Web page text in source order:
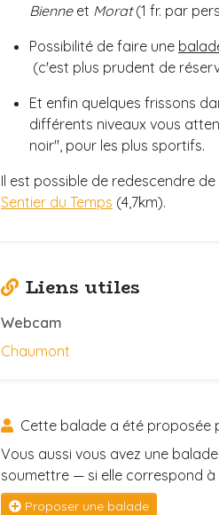
Bienne et Morat(1 fr. par
Possibilité de faire une
(c'est plus prudent de
Et enfin quelques frissons
différents niveaux vous
noir", pour les plus sportifs.
Il est possible de redescendre de
Sentier du Temps (4,7km).
Liens utiles
Webcam
Chaumont
Cette balade a été proposée
Vous aussi vous avez une
soumettre — si elle correspond à
Proposer une balade